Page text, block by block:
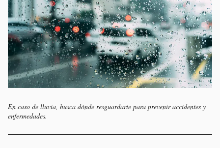
En caso de lluvia, busca dónde resguardarte para prevenir accidentes y
enfermedades.